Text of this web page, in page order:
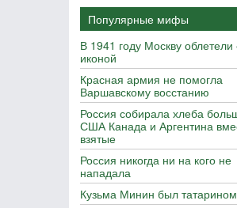
Популярные мифы
В 1941 году Москву облетели
иконой
Красная армия не помогла
Варшавскому восстанию
Россия собирала хлеба
США Канада и Аргентина
взятые
Россия никогда ни на кого не
нападала
Кузьма Минин был татарином